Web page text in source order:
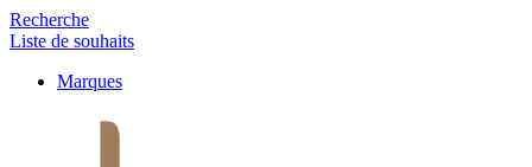
Recherche
Liste de souhaits
Marques